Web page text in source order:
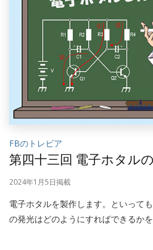
FBのトレビア
第四十三回 電子ホタル
2024年1月5日掲載
電子ホタルを製作します。といって
の発光はどのようにすればできるか